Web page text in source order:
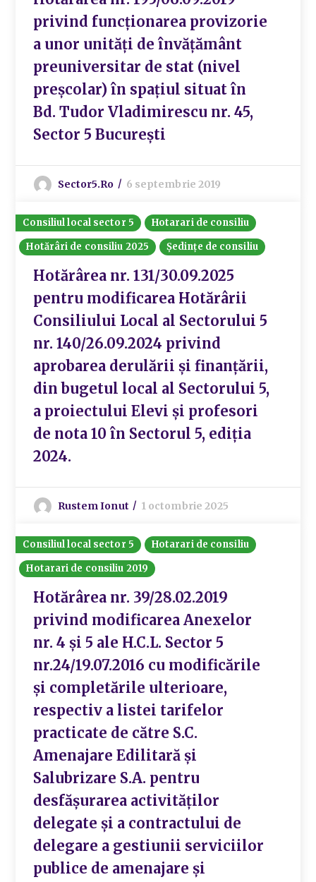
privind funcționarea provizorie
a unor unități de învățământ
preuniversitar de stat (nivel
preșcolar) în spațiul situat în
Bd. Tudor Vladimirescu nr. 45,
Sector 5 București
Sector5.ro 6 septembrie 2019
Consiliul local sector 5
Hotarari de consiliu
Hotărâri de consiliu 2025
Ședințe de consiliu
Hotărârea nr. 131/30.09.2025
pentru modificarea Hotărârii
Consiliului Local al Sectorului 5
nr. 140/26.09.2024 privind
aprobarea derulării și finanțării,
din bugetul local al Sectorului 5,
a proiectului Elevi și profesori
de nota 10 în Sectorul 5, ediția
2024.
Rustem Ionut 1 octombrie 2025
Consiliul local sector 5
Hotarari de consiliu
Hotarari de consiliu 2019
Hotărârea nr. 39/28.02.2019
privind modificarea Anexelor
nr. 4 și 5 ale H.C.L. Sector 5
nr.24/19.07.2016 cu modificările
și completările ulterioare,
respectiv a listei tarifelor
practicate de către S.C.
Amenajare Edilitară și
Salubrizare S.A. pentru
desfășurarea activităților
delegate și a contractului de
delegare a gestiunii serviciilor
publice de amenajare și